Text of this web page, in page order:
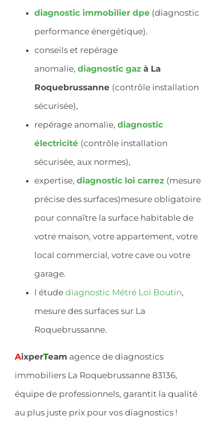
diagnostic immobilier dpe (diagnostic
performance énergétique).
conseils et repérage
anomalie, diagnostic gaz à La
Roquebrussanne (contrôle installation
sécurisée),
repérage anomalie, diagnostic
électricité (contrôle installation
sécurisée, aux normes),
expertise, diagnostic loi carrez (mesure
précise des surfaces)mesure obligatoire
pour connaître la surface habitable de
votre maison, votre appartement, votre
local commercial, votre cave ou votre
garage.
l étude diagnostic Métré Loi Boutin,
mesure des surfaces sur La
Roquebrussanne.
AixperTeam agence de diagnostics
immobiliers La Roquebrussanne 83136,
équipe de professionnels, garantit la qualité
au plus juste prix pour vos diagnostics !